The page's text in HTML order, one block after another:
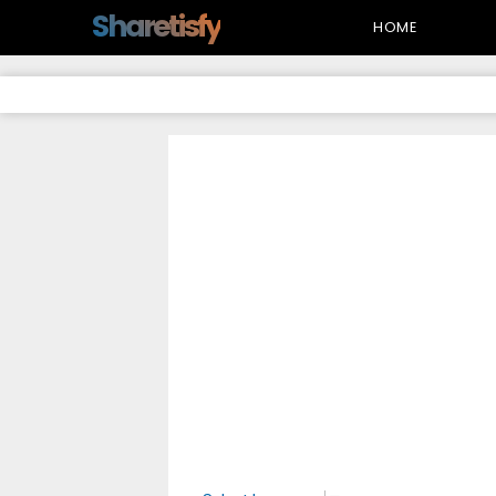
Sharetisfy HOME